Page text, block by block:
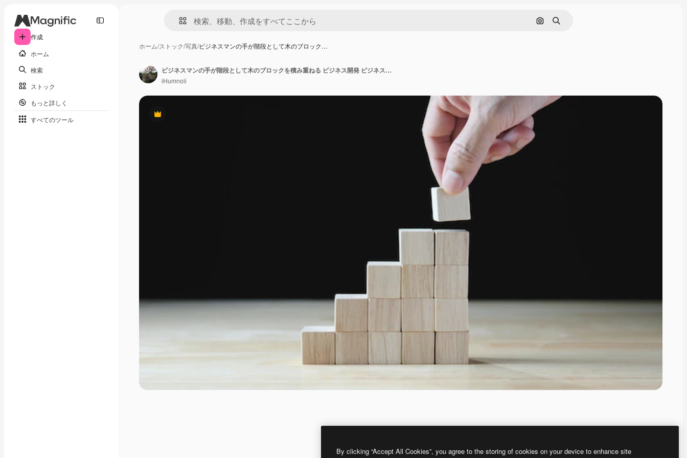
作成
ホーム
検索
ストック
もっと詳しく
すべてのツール
画像で検索
検索
ホーム/ストック/写真/ビジネスマンの手が階段として木のブロック…
Premium
ビジネスマンの手が階段として木のブロックを積み重ねる ビジネス開発 ビジネスの成長の成功
iHumnoii
By clicking “Accept All Cookies”, you agree to the storing of cookies on your device to enhance site